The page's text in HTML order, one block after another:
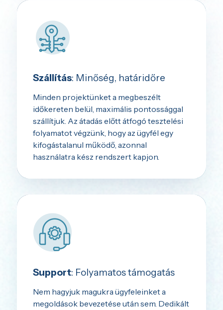
Szállítás: Minőség, határidőre
Minden projektünket a megbeszélt
időkereten belül, maximális pontossággal
szállítjuk. Az átadás előtt átfogó tesztelési
folyamatot végzünk, hogy az ügyfél egy
kifogástalanul működő, azonnal
használatra kész rendszert kapjon.
Support: Folyamatos támogatás
Nem hagyjuk magukra ügyfeleinket a
megoldások bevezetése után sem. Dedikált